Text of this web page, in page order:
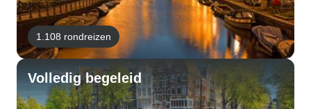
1.108 rondreizen
Volledig begeleid